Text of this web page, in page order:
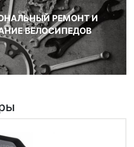
РЕМОНТ И
ВЕЛОСИПЕДОВ